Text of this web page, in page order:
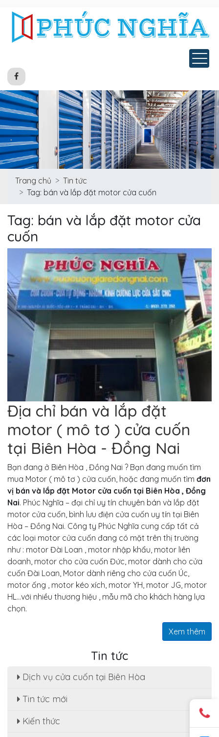
Trang chủ
Tin tức
Tag: bán và lắp đặt motor cửa cuốn
Tag: bán và lắp đặt motor cửa
cuốn
Địa chỉ bán và lắp đặt
motor ( mô tơ ) cửa cuốn
tại Biên Hòa - Đồng Nai
Bạn đang ở Biên Hòa , Đồng Nai ? Bạn đang muốn tìm
mua Motor ( mô tơ ) cửa cuốn, hoặc đang muốn tìm đơn
vị bán và lắp đặt Motor cửa cuốn tại Biên Hòa , Đồng
Nai. Phúc Nghĩa – đại chỉ uy tín chuyên bán và lắp đặt
motor cửa cuốn, bình lưu điện cửa cuốn uy tín tại Biên
Hòa – Đồng Nai. Công ty Phúc Nghĩa cung cấp tất cả
các loại motor cửa cuốn đang có mặt trên thị trường
như : motor Đài Loan , motor nhập khẩu, motor liên
doanh, motor cho cửa cuốn Đức, motor dành cho cửa
cuốn Đài Loan, Motor dành riêng cho cửa cuốn Úc,
motor ống , motor kéo xích, motor YH, motor JG, motor
HL…với nhiều thương hiệu , mẫu mã cho khách hàng lựa
chọn.
Xem thêm
Tin tức
Dịch vụ cửa cuốn tại Biên Hòa
Tin tức mới
Kiến thứcSửa cửa cuốn, motor cửa cuốn tại nhà phường